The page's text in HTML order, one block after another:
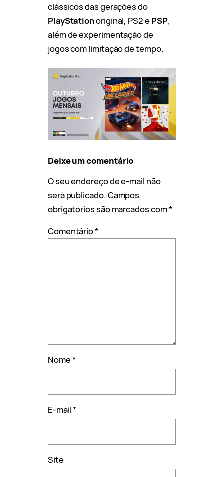
clássicos das gerações do
PlayStationoriginal, PS2 ePSP,
além de experimentação de
jogos com limitação de tempo.
Deixe um comentário
O seu endereço de e-mail não
será publicado. Campos
obrigatórios são marcados com*
Comentário*
Nome*
E-mail*
Site